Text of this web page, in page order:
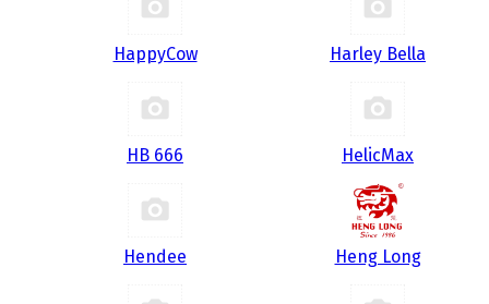
HappyCow Harley Bella
HB 666 HelicMax
Hendee Heng Long